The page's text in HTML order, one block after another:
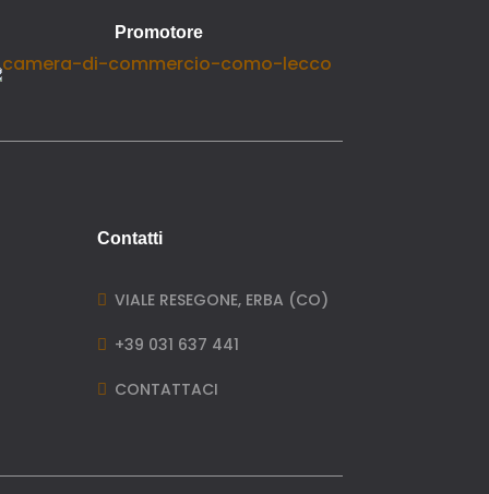
Promotore
Contatti
 VIALE RESEGONE, ERBA (CO)
 +39 031 637 441
 CONTATTACI